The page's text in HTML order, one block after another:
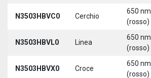
N3503HBVC0 Cerchio
650 nm
(rosso)
N3503HBVL0 Linea
650 nm
(rosso)
N3503HBVX0 Croce
650 nm
(rosso)